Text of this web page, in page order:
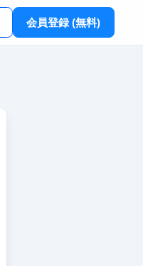
会員登録 (無料)